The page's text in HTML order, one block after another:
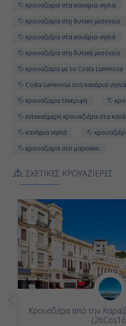
ΜΑΛΑΓΑ
08:00
ΕΝ ΠΛΩ
κρουαζιερα στα καναρια νησια
κρουαζιερα στη δυτικη μεσογειο
κρουαζιέρα στα κανάρια νησιά
κρουαζιέρα στη δυτική μεσόγειο
κρουαζιερα με το Costa Luminosa
Costa Luminosa στα κανάρια νησιά
κρουαζιερα τενεριφη
εντεκαήμερη κρουαζιέρα στα
κανάρια νησιά
κρουαζιερα στο μαροκκο.
ΣΧΕΤΙΚΕΣ ΚΡΟΥΑΖΙΕΡΕΣ
Κρουαζιέρα από την